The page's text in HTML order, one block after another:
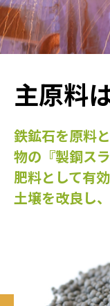
主原料
鉄鉱石を原料
物の『製鋼スラ
肥料として有
土壌を改良し、